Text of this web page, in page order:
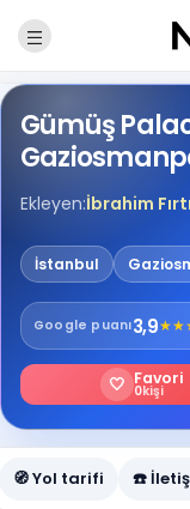
Gümüş
Ekleyen:İbrahim
İstanbul
Google puanı3,9★★
🤍 Favori
0kişi
🧭 Yol tarifi ☎️